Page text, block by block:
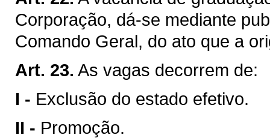
Corporação, dá-se mediante
Comando Geral, do ato que a
Art. 23. As vagas decorrem de:
I - Exclusão do estado efetivo.
II - Promoção.